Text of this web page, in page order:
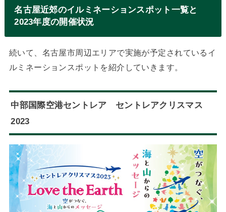
名古屋近郊のイルミネーションスポット一覧と
2023年度の開催状況
続いて、名古屋市周辺エリアで実施が予定されているイ
ルミネーションスポットを紹介していきます。
中部国際空港セントレア セントレアクリスマス
2023